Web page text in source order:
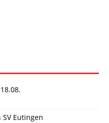
SV Eutingen